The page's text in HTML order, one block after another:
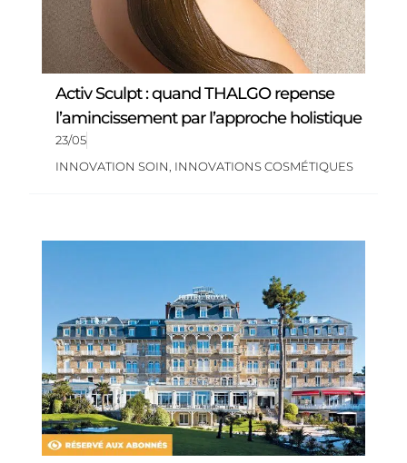
Activ Sculpt : quand THALGO repense
l’amincissement par l’approche holistique
23/05
INNOVATION SOIN INNOVATIONS COSMÉTIQUES